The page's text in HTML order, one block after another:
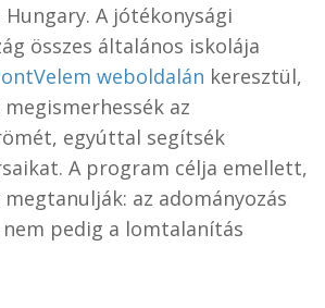
Hungary. A jótékonysági
összes általános iskolája
weboldalán keresztül,
az
egyúttal segítsék
A program célja emellett,
az adományozás
pedig a lomtalanítás